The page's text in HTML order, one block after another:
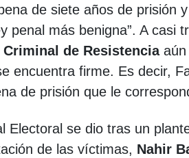
de siete años de prisión
penal más benigna”. A casi
de Resistenciaaún
encuentra firme. Es decir,
de prisión que le
Electoral se dio tras un
de las víctimas, Nahir